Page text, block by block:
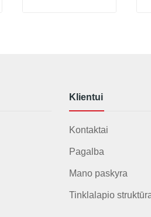
Klientui
Kontaktai
Pagalba
Mano paskyra
Tinklalapio